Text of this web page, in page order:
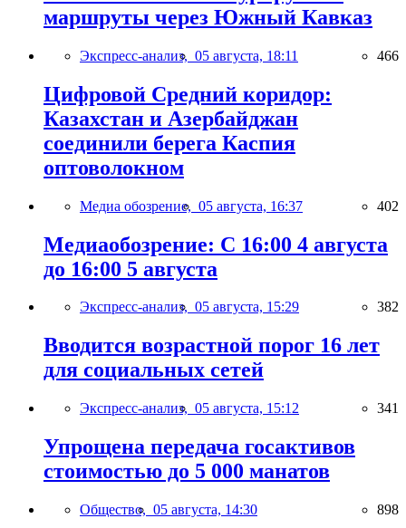
маршруты через Южный Кавказ
Экспресс-анализ, 05 августа, 18:11 466
Цифровой Средний коридор:
Казахстан и Азербайджан
соединили берега Каспия
оптоволокном
Медиа обозрение, 05 августа, 16:37 402
Медиаобозрение: С 16:00 4 августа
до 16:00 5 августа
Экспресс-анализ, 05 августа, 15:29 382
Вводится возрастной порог 16 лет
для социальных сетей
Экспресс-анализ, 05 августа, 15:12 341
Упрощена передача госактивов
стоимостью до 5 000 манатов
Общество, 05 августа, 14:30 898